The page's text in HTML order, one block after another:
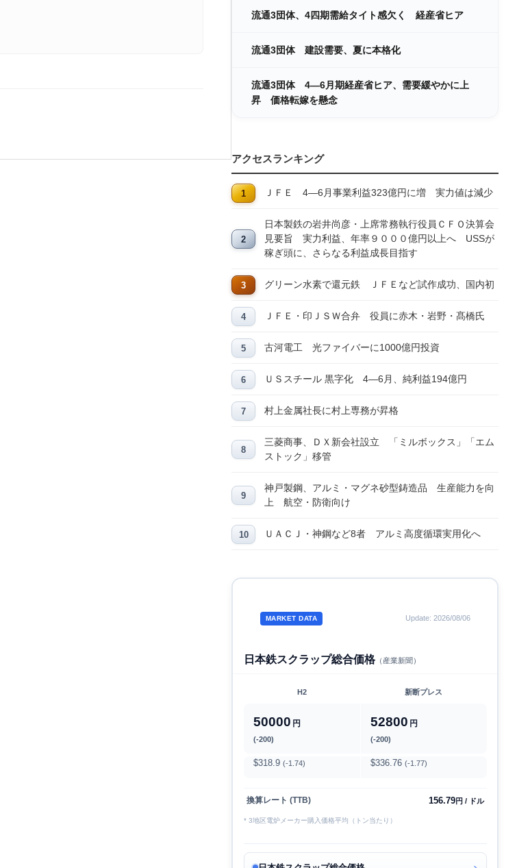
流通3団体、4四期需給タイト感欠く 経産省ヒア
流通3団体 建設需要、夏に本格化
流通3団体 4―6月期経産省ヒア、需要緩やかに上
昇 価格転嫁を懸念
アクセスランキング
ＪＦＥ 4―6月事業利益323億円に増 実力値は減少
日本製鉄の岩井尚彦・上席常務執行役員ＣＦＯ決算会
見要旨 実力利益、年率９０００億円以上へ USSが
稼ぎ頭に、さらなる利益成長目指す
グリーン水素で還元鉄 ＪＦＥなど試作成功、国内初
ＪＦＥ・印ＪＳＷ合弁 役員に赤木・岩野・髙橋氏
古河電工 光ファイバーに1000億円投資
ＵＳスチール 黒字化 4―6月、純利益194億円
村上金属社長に村上専務が昇格
三菱商事、ＤＸ新会社設立 「ミルボックス」「エム
ストック」移管
神戸製鋼、アルミ・マグネ砂型鋳造品 生産能力を向
上 航空・防衛向け
ＵＡＣＪ・神鋼など8者 アルミ高度循環実用化へ
MARKET DATA Update: 2026/08/06
日本鉄スクラップ総合価格（産業新聞）
H2 新断プレス
50000 円
(-200)
52800 円
(-200)
$318.9 (-1.74) $336.76 (-1.77)
換算レート (TTB) 156.79円 / ドル
* 3地区電炉メーカー購入価格平均（トン当たり）